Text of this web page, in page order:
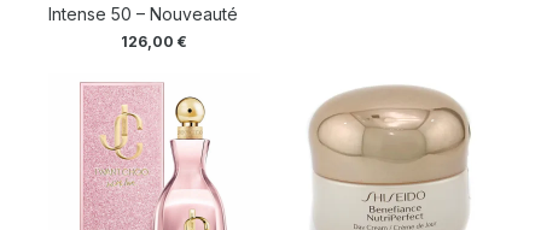
Intense 50 – Nouveauté
126,00€